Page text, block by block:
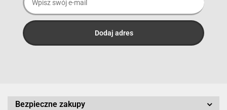
Bezpieczne zakupy